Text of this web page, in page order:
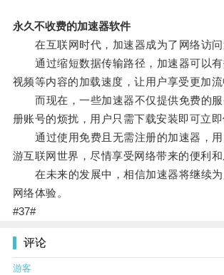
永久不收费的加速器软件
在互联网时代，加速器成为了网络访问
通过缩短数据传输路径，加速器可以有
视频等内容的加载速度，让用户享受更加流
而现在，一些加速器不仅提供免费的服
册账号的烦扰，用户只需下载安装即可立即
通过使用免费且无需注册的加速器，用
游互联网世界，尽情享受网络带来的便利和
在未来的发展中，相信加速器将继续为
网络体验。
#37#
评论
游客